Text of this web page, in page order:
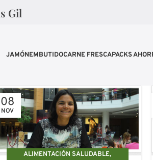
Gil
JAMÓNEMBUTIDOCARNE FRESCAPACKS
08
NOV
ALIMENTACIÓN SALUDABLE,